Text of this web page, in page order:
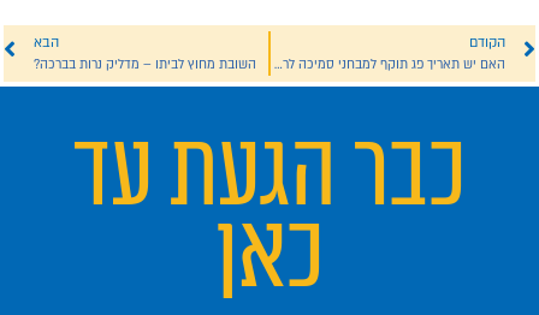
הקודם
האם יש תאריך פג תוקף למבחני סמיכה לרבנות?
הבא
השובת מחוץ לביתו – מדליק נרות בברכה?
כבר הגעת עד
כאן